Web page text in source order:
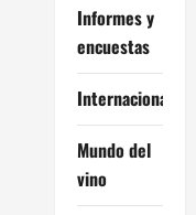
Informes y
encuestas
Internacional
Mundo del
vino